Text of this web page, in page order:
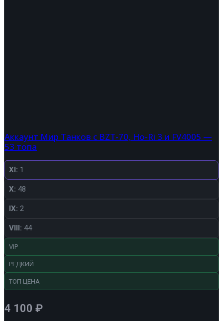
Аккаунт Мир Танков с BZT-70, Ho-Ri 3 и FV4005 —
53 топа
XI: 1
X: 48
IX: 2
VIII: 44
VIP
РЕДКИЙ
ТОП ЦЕНА
4 100 ₽